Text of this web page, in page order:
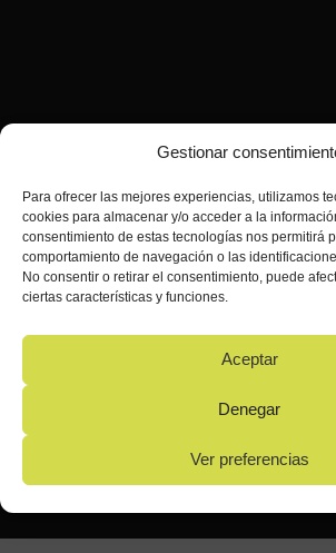
Gestionar
Para ofrecer las mejores experiencias, utilizamos
cookies para almacenar y/o acceder a la
consentimiento de estas tecnologías nos permitirá
comportamiento de navegación o las
No consentir o retirar el consentimiento, puede
ciertas características y funciones.
Aceptar
Denegar
Ver preferencias